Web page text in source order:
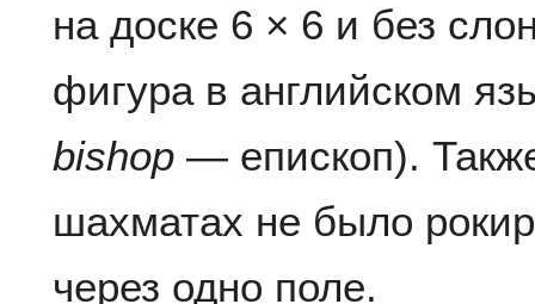
на доске 6 × 6 и без
фигура в английском
bishop — епископ).
шахматах не было
через одно поле.